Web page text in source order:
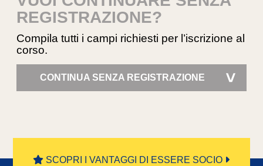
REGISTRAZIONE?
Compila tutti i campi richiesti per l’iscrizione al
corso.
CONTINUA SENZA REGISTRAZIONE >
SCOPRI I VANTAGGI DI ESSERE SOCIO